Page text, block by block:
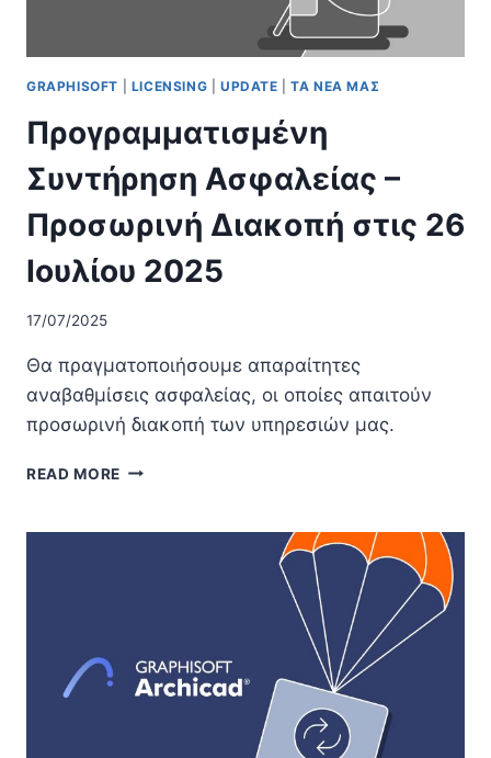
GRAPHISOFT LICENSING UPDATE |ΤΑ ΝΕΑ ΜΑΣ
Προγραμματισμένη
Συντήρηση Ασφαλείας –
Προσωρινή Διακοπή στις 26
Ιουλίου 2025
17/07/2025
Θα πραγματοποιήσουμε απαραίτητες
αναβαθμίσεις ασφαλείας, οι οποίες απαιτούν
προσωρινή διακοπή των υπηρεσιών μας.
READ MORE ΠΡΟΓΡΑΜΜΑΤΙΣΜΈΝΗ
–
2025